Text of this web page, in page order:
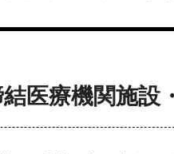
医療機関施設